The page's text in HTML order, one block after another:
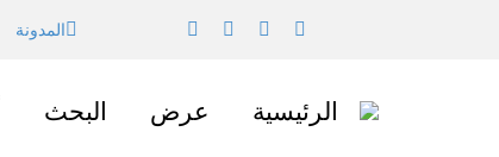
المدونة
الرئيسية عرض البحث